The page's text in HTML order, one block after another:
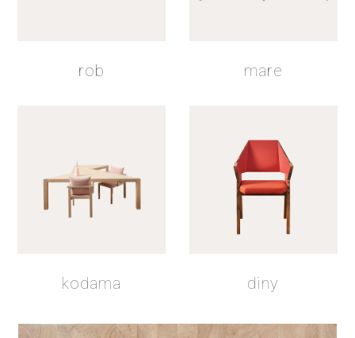
lak naturel
hardwax beits lak 2
schaap zwart
rob mare
kodama diny